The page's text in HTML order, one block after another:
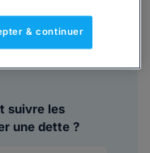
dans le
suivre les
une dette ?
& continuer